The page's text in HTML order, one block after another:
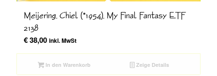
Meijering, Chiel (*1954), My Final Fantasy ETF
2138
€38,00 inkl. MwSt
In den Warenkorb Zeige Details